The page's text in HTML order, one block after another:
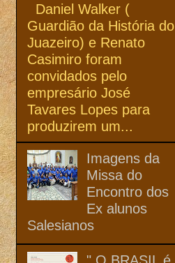
Daniel Walker (
Guardião da História do
Juazeiro) e Renato
Casimiro foram
convidados pelo
empresário José
Tavares Lopes para
produzirem um...
Imagens da
Missa do
Encontro dos
Ex alunos
Salesianos
" O BRASIL é,